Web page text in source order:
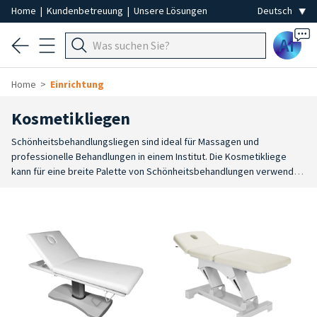
Home | Kundenbetreuung | Unsere Lösungen
Ai
Home Einrichtung
Kosmetikliegen
Schönheitsbehandlungsliegen sind ideal für Massagen und
professionelle Behandlungen in einem Institut. Die Kosmetikliege
kann für eine breite Palette von Schönheitsbehandlungen verwendet
Beratungsliege verwendet werden.
Tecniwork bietet eine große
Auswahl an Liegen für professionelle Schönheitszentren,
Wellnesszentren, Massagezentren, ganzheitliche und ästhetische
Medizin oder SPAs. Es handelt sich um verschiedene Arten von
Liegen, die mit allen Annehmlichkeiten ausgestattet sind und aus
robusten und widerstandsfähigen Materialien bestehen. Sie sind für